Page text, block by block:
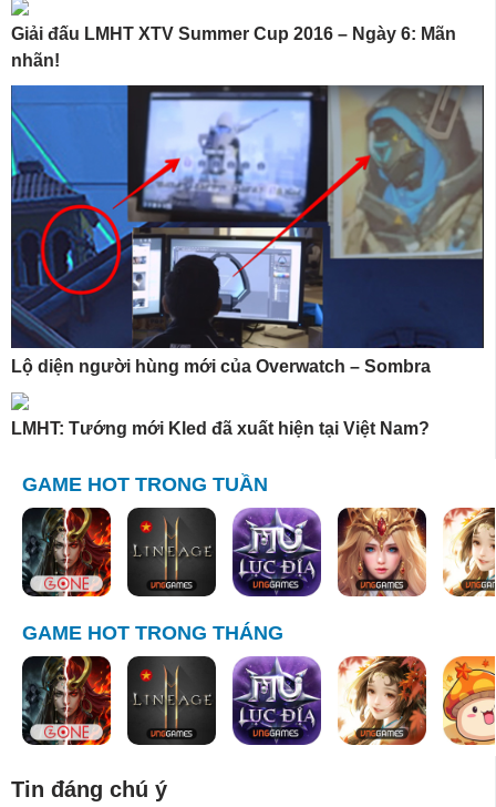
Giải đấu LMHT XTV Summer Cup 2016 – Ngày 6: Mãn
nhãn!
Lộ diện người hùng mới của Overwatch – Sombra
LMHT: Tướng mới Kled đã xuất hiện tại Việt Nam?
GAME HOT TRONG TUẦN
GAME HOT TRONG THÁNG
Tin đáng chú ý